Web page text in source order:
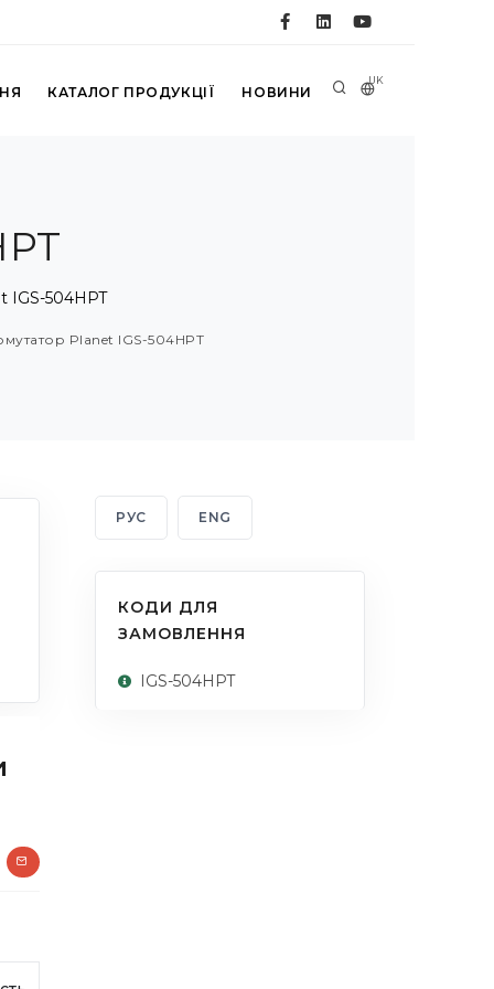
UK
КАТАЛОГ ПРОДУКЦІЇ НОВИНИ
IGS-504HPT
Planet IGS-504HPT
РУС ENG
КОДИ ДЛЯ
ЗАМОВЛЕННЯ
IGS-504HPT